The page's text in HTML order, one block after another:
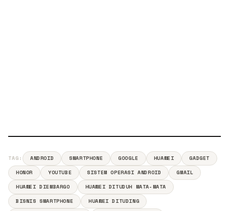
TAG: ANDROID SMARTPHONE GOOGLE HUAWEI
GADGET
HONOR
YOUTUBE SISTEM OPERASI ANDROID
GMAIL
HUAWEI DIEMBARGO
HUAWEI DITUDUH MATA-MATA
BISNIS SMARTPHONE
HUAWEI DITUDING